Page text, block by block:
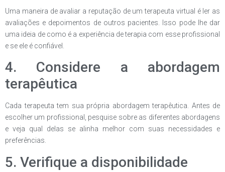
Uma maneira de avaliar a reputação de um terapeuta virtual é ler as
avaliações e depoimentos de outros pacientes. Isso pode lhe dar
uma ideia de como é a experiência de terapia com esse profissional
e se ele é confiável.
4. Considere a abordagem
terapêutica
Cada terapeuta tem sua própria abordagem terapêutica. Antes de
escolher um profissional, pesquise sobre as diferentes abordagens
e veja qual delas se alinha melhor com suas necessidades e
preferências.
5. Verifique a disponibilidade